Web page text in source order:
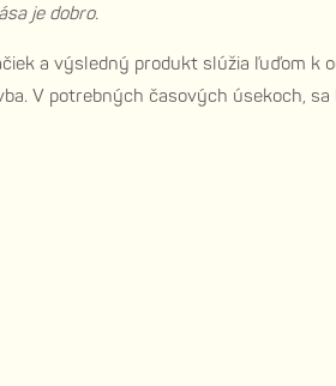
je dobro.
a výsledný produkt slúžia ľuďom k
V potrebných časových úsekoch,